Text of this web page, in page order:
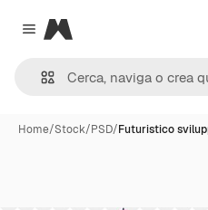
Close menu
Magnific
Home/Stock/PSD/Futuristico